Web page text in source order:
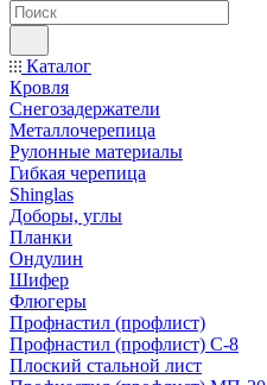
Каталог
Кровля
Снегозадержатели
Металлочерепица
Рулонные материалы
Гибкая черепица
Shinglas
Доборы, углы
Планки
Ондулин
Шифер
Флюгеры
Профнастил (профлист)
Профнастил (профлист) С-8
Плоский стальной лист